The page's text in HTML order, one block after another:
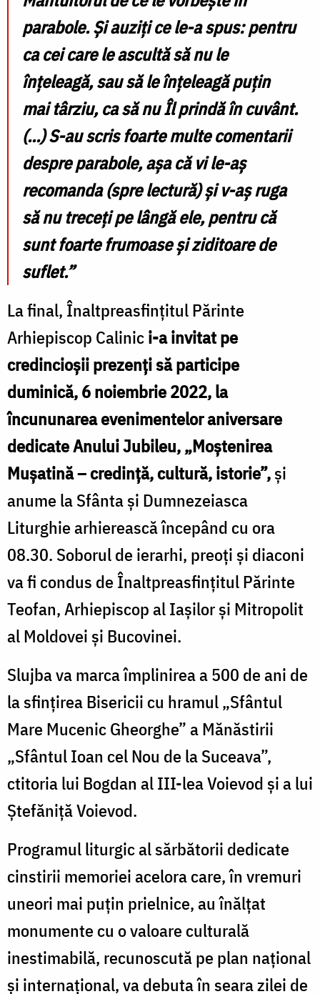
parabole. Și auziți ce le-a spus: pentru
ca cei care le ascultă să nu le
înțeleagă, sau să le înțeleagă puțin
mai târziu, ca să nu Îl prindă în cuvânt.
(…) S-au scris foarte multe comentarii
despre parabole, așa că vi le-aș
recomanda (spre lectură) și v-aș ruga
să nu treceți pe lângă ele, pentru că
sunt foarte frumoase și ziditoare de
suflet.”
La final, Înaltpreasfințitul Părinte
Arhiepiscop Calinici-a invitat pe
credincioșii prezenți să participe
duminică, 6 noiembrie 2022, la
încununarea evenimentelor aniversare
dedicate Anului Jubileu, „Moștenirea
Mușatină – credință, cultură, istorie”,și
anume la Sfânta și Dumnezeiasca
Liturghie arhierească începând cu ora
08.30. Soborul de ierarhi, preoți și diaconi
va fi condus de Înaltpreasfințitul Părinte
Teofan, Arhiepiscop al Iașilor și Mitropolit
al Moldovei și Bucovinei.
Slujba va marca împlinirea a 500 de ani de
la sfințirea Bisericii cu hramul „Sfântul
Mare Mucenic Gheorghe” a Mănăstirii
„Sfântul Ioan cel Nou de la Suceava”,
ctitoria lui Bogdan al III-lea Voievod și a lui
Ștefăniță Voievod.
Programul liturgic al sărbătorii dedicate
cinstirii memoriei acelora care, în vremuri
uneori mai puțin prielnice, au înălțat
monumente cu o valoare culturală
inestimabilă, recunoscută pe plan național
și internațional, va debuta în seara zilei de